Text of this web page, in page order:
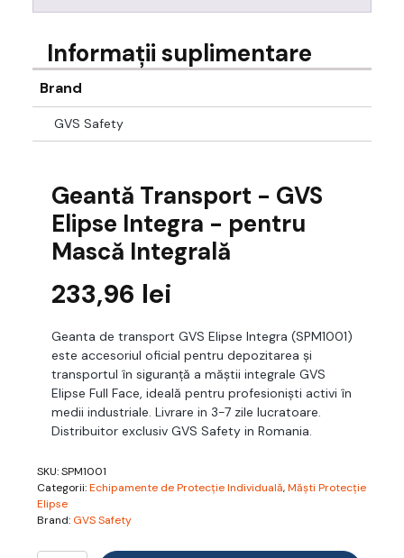
Informații suplimentare
Brand
GVS Safety
Geantă Transport - GVS
Elipse Integra - pentru
Mască Integrală
233,96 lei
Geanta de transport GVS Elipse Integra (SPM1001)
este accesoriul oficial pentru depozitarea și
transportul în siguranță a măștii integrale GVS
Elipse Full Face, ideală pentru profesioniști activi în
medii industriale. Livrare in 3-7 zile lucratoare.
Distribuitor exclusiv GVS Safety in Romania.
SKU:SPM1001
Categorii:Echipamente de Protecție Individuală,Măști Protecție
Elipse
Brand: GVS Safety